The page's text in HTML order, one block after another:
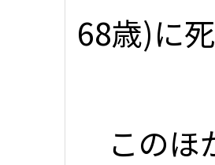
68歳)に
このほ